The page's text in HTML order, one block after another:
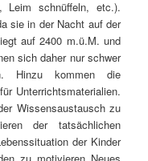
Leim schnüffeln, etc.).
sie in der Nacht auf der
auf 2400 m.ü.M. und
sich daher nur schwer
Hinzu kommen die
Unterrichtsmaterialien.
Wissensaustausch zu
der tatsächlichen
der Kinder